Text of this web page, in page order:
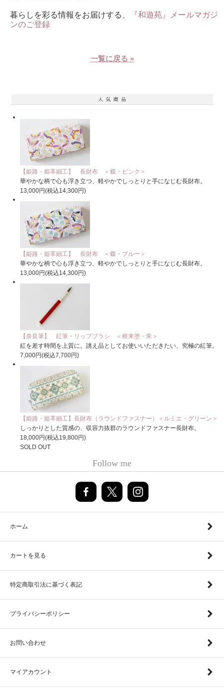
暮らしを彩る情報をお届けする、
『和遊苑』メールマガジ
ンのご登録
一覧に戻る »
【姫路・姫革細工】 長財布 ＜蝶・ピンク＞
華やかな柄で心も浮き立つ、軽やかでしっとりと手になじむ長財布。
13,000円(税込14,300円)
【姫路・姫革細工】 長財布 ＜蝶・ブルー＞
華やかな柄で心も浮き立つ、軽やかでしっとりと手になじむ長財布。
13,000円(税込14,300円)
【奈良筆】 紅筆・リップブラシ ＜根来塗・朱＞
紅を差す時間を上質に。誂え品としてお使いいただきたい、究極の紅筆。
7,000円(税込7,700円)
【姫路・姫革細工】長財布（ラウンドファスナー）＜ルミエ・グリーン＞
しっかりとした質感の、収容力抜群のラウンドファスナー長財布。
18,000円(税込19,800円)
SOLD OUT
Follow me
ホーム
カートを見る
特定商取引法に基づく表記
プライバシーポリシー
お問い合わせ
マイアカウント